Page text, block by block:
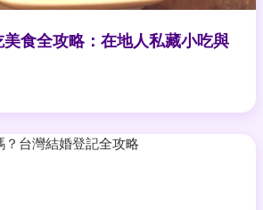
食全攻略：在地人私藏小吃與